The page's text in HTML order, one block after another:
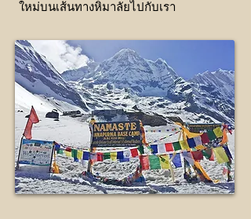
ใหม่บนเส้นทางหิมาลัยไปกับเรา